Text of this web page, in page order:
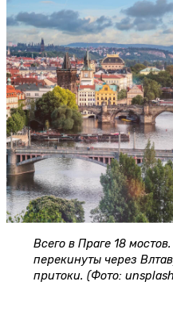
Всего в Праге 18
перекинуты через
притоки. (Фото: